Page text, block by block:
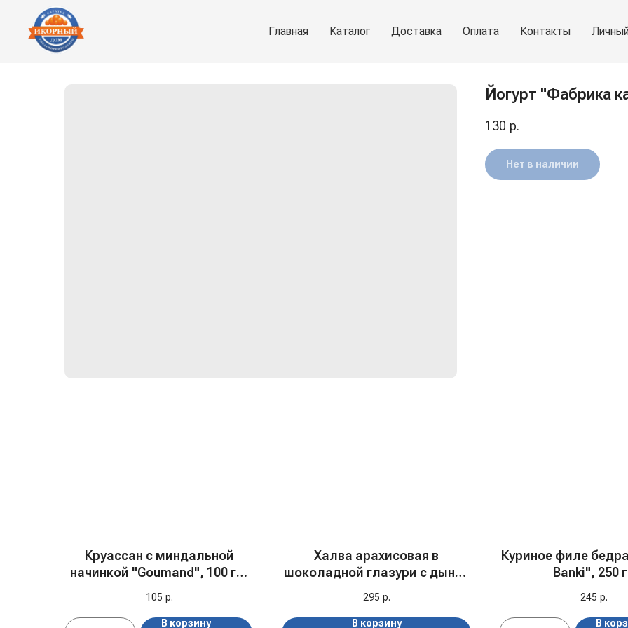
Главная Каталог Доставка Оплата Контакты
Йогурт "Фабрика
130 р.
Нет в наличии
Круассан с миндальной
начинкой "Goumand", 100 гр,
105 р.
В корзину
Халва арахисовая в
шоколадной глазури с дыней
295 р.
В корзину
Куриное филе
Banki", 250
245 р.
В